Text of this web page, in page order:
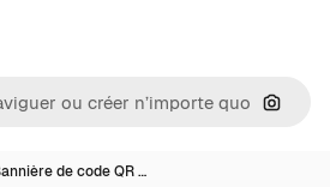
de code QR …